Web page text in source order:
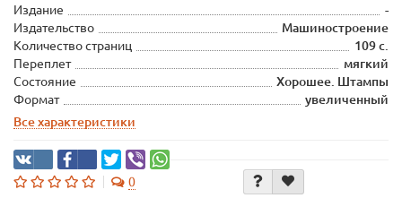
Издание
-
Издательство
Машиностроение
Количество страниц
109 с.
Переплет
мягкий
Состояние
Хорошее. Штампы
Формат
увеличенный
Все характеристики
0